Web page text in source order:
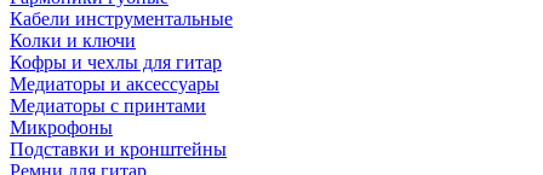
Кабели инструментальные
Колки и ключи
Кофры и чехлы для гитар
Медиаторы и аксессуары
Медиаторы с принтами
Микрофоны
Подставки и кронштейны
Ремни для гитар